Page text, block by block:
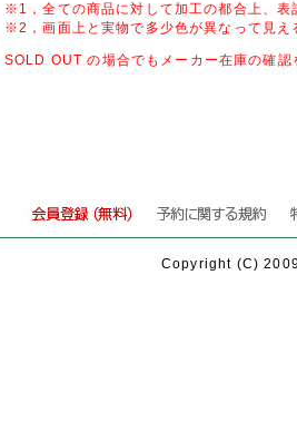
※1，全ての商品に対して加工の都合上、表
※2，画面上と実物で多少色が異なって見え
SOLD OUT の場合でもメーカー在庫の確
Copyright (C)